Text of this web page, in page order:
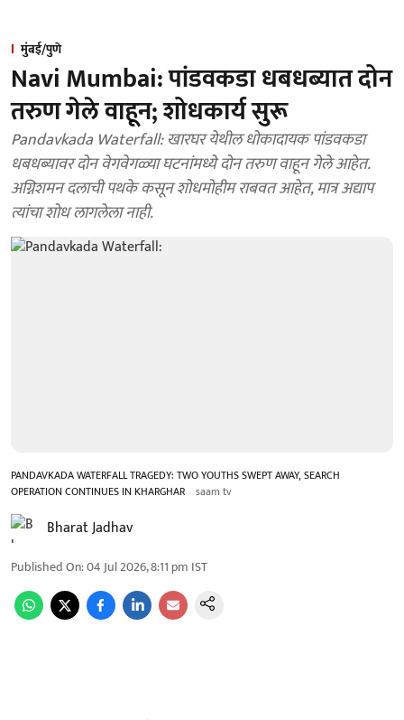
मुंबई/पुणे
Navi Mumbai: पांडवकडा धबधब्यात दोन
तरुण गेले वाहून; शोधकार्य सुरू
Pandavkada Waterfall: खारघर येथील धोकादायक पांडवकडा
धबधब्यावर दोन वेगवेगळ्या घटनांमध्ये दोन तरुण वाहून गेले आहेत.
अग्निशमन दलाची पथके कसून शोधमोहीम राबवत आहेत, मात्र अद्याप
त्यांचा शोध लागलेला नाही.
PANDAVKADA WATERFALL TRAGEDY: TWO YOUTHS SWEPT AWAY, SEARCH
OPERATION CONTINUES IN KHARGHAR saam tv
Bharat Jadhav
Published On:04 Jul 2026, 8:11 pm IST